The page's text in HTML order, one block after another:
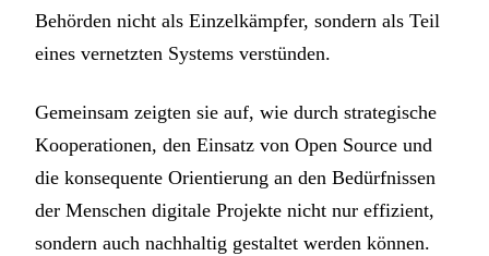
Behörden nicht als Einzelkämpfer, sondern als Teil
eines vernetzten Systems verstünden.
Gemeinsam zeigten sie auf, wie durch strategische
Kooperationen, den Einsatz von Open Source und
die konsequente Orientierung an den Bedürfnissen
der Menschen digitale Projekte nicht nur effizient,
sondern auch nachhaltig gestaltet werden können.